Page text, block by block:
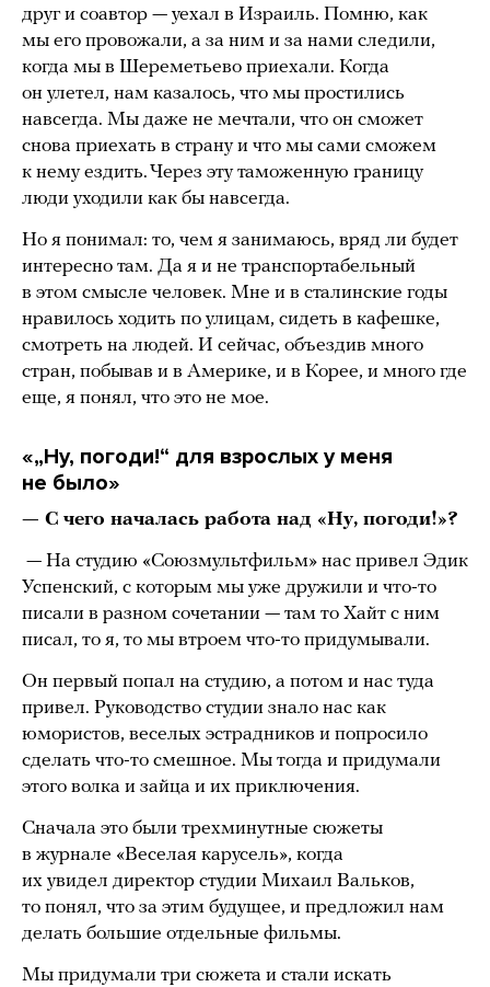
друг и соавтор — уехал в Израиль. Помню, как
мы его провожали, а за ним и за нами следили,
когда мы в Шереметьево приехали. Когда
он улетел, нам казалось, что мы простились
навсегда. Мы даже не мечтали, что он сможет
снова приехать в страну и что мы сами сможем
к нему ездить. Через эту таможенную границу
люди уходили как бы навсегда.
Но я понимал: то, чем я занимаюсь, вряд ли будет
интересно там. Да я и не транспортабельный
в этом смысле человек. Мне и в сталинские годы
нравилось ходить по улицам, сидеть в кафешке,
смотреть на людей. И сейчас, объездив много
стран, побывав и в Америке, и в Корее, и много где
еще, я понял, что это не мое.
«„Ну, погоди!“ для взрослых у меня
не было»
— С чего началась работа над «Ну, погоди!»?
— На студию «Союзмультфильм» нас привел Эдик
Успенский, с которым мы уже дружили и что-то
писали в разном сочетании — там то Хайт с ним
писал, то я, то мы втроем что-то придумывали.
Он первый попал на студию, а потом и нас туда
привел. Руководство студии знало нас как
юмористов, веселых эстрадников и попросило
сделать что-то смешное. Мы тогда и придумали
этого волка и зайца и их приключения.
Сначала это были трехминутные сюжеты
в журнале «Веселая карусель», когда
их увидел директор студии Михаил Вальков,
то понял, что за этим будущее, и предложил нам
делать большие отдельные фильмы.
Мы придумали три сюжета и стали искать